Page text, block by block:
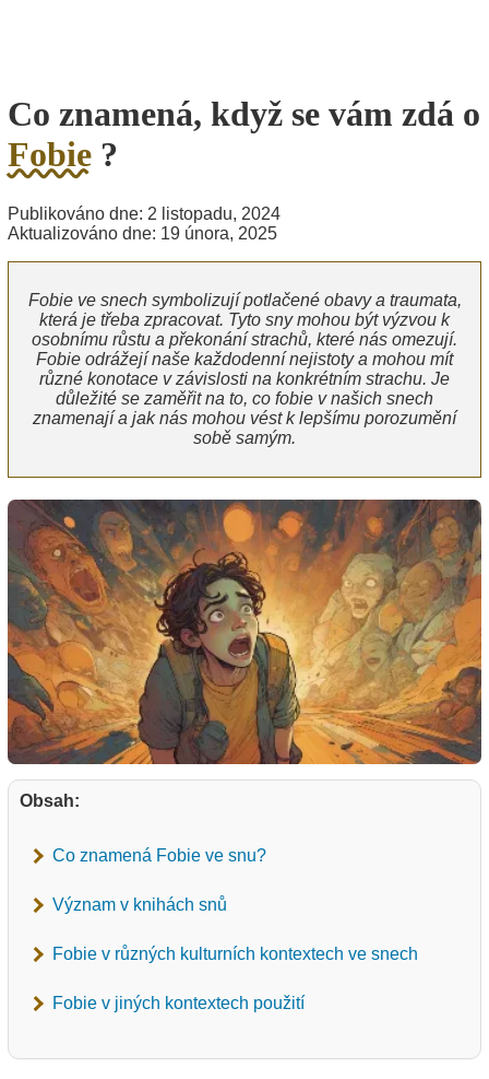
Co znamená, když se vám zdá o
Fobie ?
Publikováno dne: 2 listopadu, 2024
Aktualizováno dne: 19 února, 2025
Fobie ve snech symbolizují potlačené obavy a traumata,
která je třeba zpracovat. Tyto sny mohou být výzvou k
osobnímu růstu a překonání strachů, které nás omezují.
Fobie odrážejí naše každodenní nejistoty a mohou mít
různé konotace v závislosti na konkrétním strachu. Je
důležité se zaměřit na to, co fobie v našich snech
znamenají a jak nás mohou vést k lepšímu porozumění
sobě samým.
Obsah:
Co znamená Fobie ve snu?
Význam v knihách snů
Fobie v různých kulturních kontextech ve snech
Fobie v jiných kontextech použití